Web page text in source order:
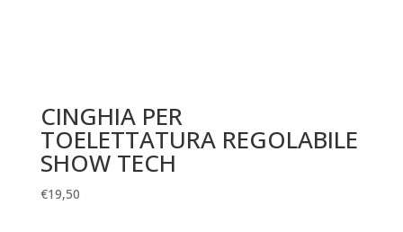
CINGHIA PER
TOELETTATURA REGOLABILE
SHOW TECH
€19,50